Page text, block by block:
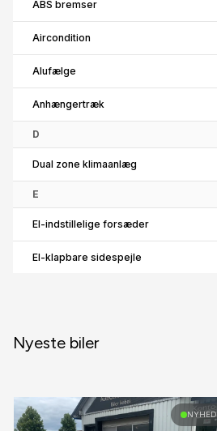
ABS bremser
Aircondition
Alufælge
Anhængertræk
D
Dual zone klimaanlæg
E
El-indstillelige forsæder
El-klapbare sidespejle
Fjernbetjent centrallås
Nyeste biler
NYHED